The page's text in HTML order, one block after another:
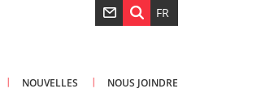
FR
NOUVELLES NOUS JOINDRE